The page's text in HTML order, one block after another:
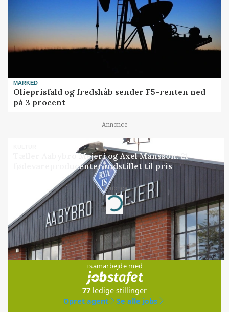
MARKED
Olieprisfald og fredshåb sender F5-renten ned
på 3 procent
Annonce
Tæller Aabybro Mejeri og Axel Månsson: 21
fødevareproducenter indstillet til pris
Annonce
Loading...
Jobs
i samarbejde med
77 ledige stillinger
Opret agent
Se alle jobs